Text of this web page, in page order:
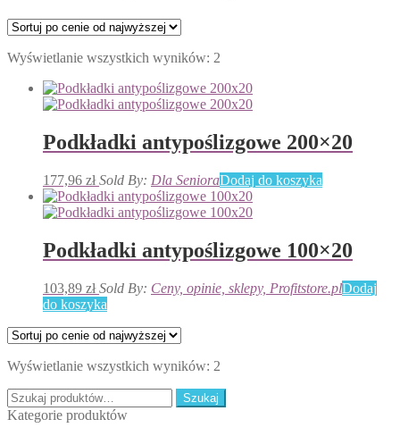
Wyświetlanie wszystkich wyników: 2
ceny:
od
do
niskiej
Podkładki antypoślizgowe 200×20
177,96 zł Sold By: Dla SenioraDodaj do koszyka
Podkładki antypoślizgowe 100×20
103,89 zł Sold By: Ceny, opinie, sklepy, Profitstore.plDodaj
do koszyka
Wyświetlanie wszystkich wyników: 2
Szukaj: Szukaj
Kategorie produktów